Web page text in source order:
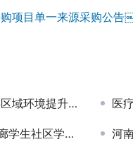
项目单一来源采购公告
项目成交公告￼ 医
造项目成交公告￼ 河南省